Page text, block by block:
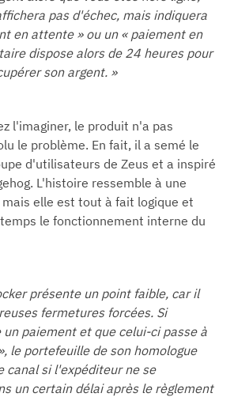
pas d'échec, mais indiquera
en attente » ou un « paiement en
dispose alors de 24 heures pour
son argent. »
l'imaginer, le produit n'a pas
le problème. En fait, il a semé le
d'utilisateurs de Zeus et a inspiré
L'histoire ressemble à une
elle est tout à fait logique et
le fonctionnement interne du
présente un point faible, car il
fermetures forcées. Si
paiement et que celui-ci passe à
le portefeuille de son homologue
canal si l'expéditeur ne se
un certain délai après le règlement